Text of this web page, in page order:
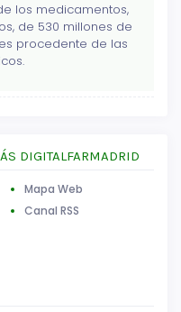
los medicamentos,
de 530 millones de
procedente de las
DIGITALFARMADRID
Mapa Web
Canal RSS